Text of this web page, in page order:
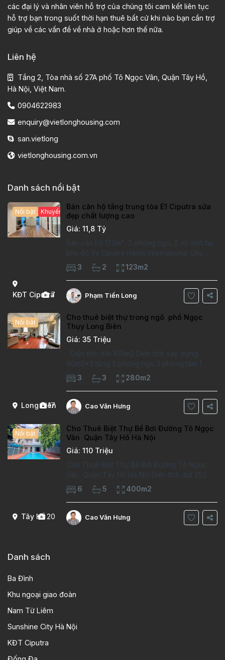
các đại lý và nhân viên hỗ trợ của chúng tôi cam kết liên tục
hỗ trợ bạn trong suốt thời hạn thuê bất cứ khi nào bạn cần trợ
giúp về các vấn đề về nhà ở hoặc hơn thế nữa.
Liên hệ
Tầng 2, Tòa nhà số 27A phố Tô Ngọc Vân, Quận Tây Hồ,
Hà Nội, Việt Nam.
0904622983
enquiry@vietlonghousing.com
san.vietlong
vietlonghousing.com.vn
Danh sách nổi bật
KĐT Ciputra
7
Nổi bật Khuyến mại hấp dẫn
Bán căn hộ tầng trung tòa E1 Ciputra sửa
đẹp chất lượng cao
Giá: 11,8 Tỷ
Bán căn hộ 123m², 3 phòng ngủ, 2 vệ sinh tại
khu đô thị Ciputra Hanoi International City.
Căn hộ đã sửa mới kỹ, chất lượng cao, sàn
gỗ, bếp hiện đại, không gian thoáng sáng.
Thông tin căn hộ: Diện tích:
3 2 123m2
Phạm Tiến Long
Long Biên
17
Nổi bật
Cho thuê biệt thự trong ngõ phố Ngọc
Thụy Long Biên
Giá: 35 Triệu
Diện tích đất 100m2 Diện tích xây dựng
90m2x3 tầng 3 phòng ngủ 3 phòng tắm 1
phòng làm việc Vị trí ý tưởng 10 phút đi bộ tới
trường việt pháp Ngôi nhà được thiết kế theo
kiểu phát cổ,trong khu dân
3 3 280m2
Cao Văn Hưng
Tây Hồ20
Nổi bật
Cho Thuê Biệt Thự Bể Bơi Đường Tô Ngọc
Vân Quận Tây Hồ Hà Nội
Giá: 110 Triệu
Cho Thuê Biệt Thự Bể Bơi Đường Tô Ngọc
Vân Quận Tây Hồ Hà Nội Diện tích đất 250m2
Diện tích xây dựng 100m2 Xây 4 tầng, 6
phòng ngủ 5 phòng tắm Tầng 1, , phòng
khách , phòng bếp-1wc Tầng 2, 2 phòng
6 5 400m2
Cao Văn Hưng
Danh sách
Ba Đình
Khu ngoại giao đoàn
Nam Từ Liêm
Sunshine City Hà Nội
KĐT Ciputra